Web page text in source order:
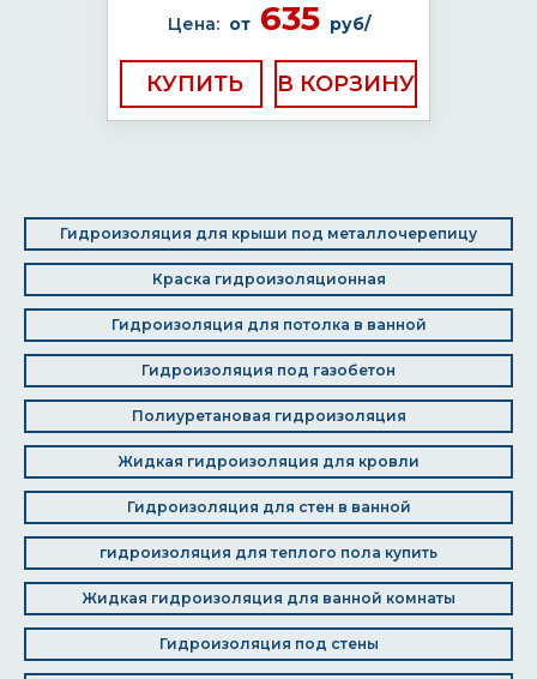
Цена: от635 руб/
КУПИТЬ
Гидроизоляция для крыши под металлочерепицу
Краска гидроизоляционная
Гидроизоляция для потолка в ванной
Гидроизоляция под газобетон
Полиуретановая гидроизоляция
Жидкая гидроизоляция для кровли
Гидроизоляция для стен в ванной
гидроизоляция для теплого пола купить
Жидкая гидроизоляция для ванной комнаты
Гидроизоляция под стены